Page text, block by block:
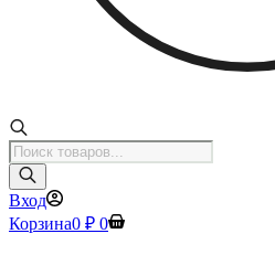
Поиск
товаров
Вход
Корзина0 ₽ 0